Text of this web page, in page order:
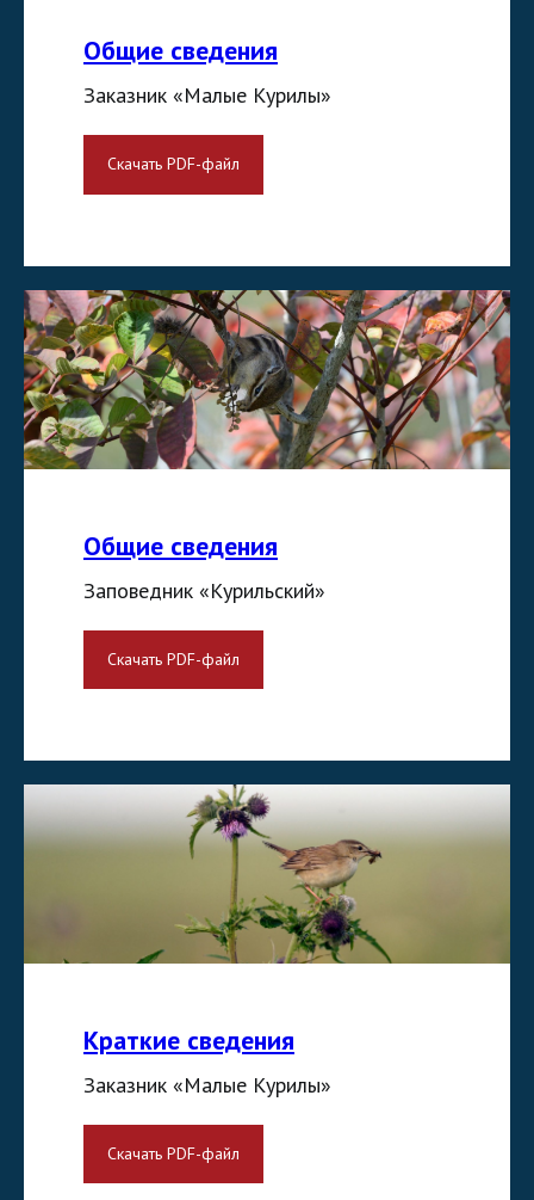
Общие сведения
Заказник «Малые Курилы»
Скачать PDF-файл
Общие сведения
Заповедник «Курильский»
Скачать PDF-файл
Краткие сведения
Заказник «Малые Курилы»
Скачать PDF-файл